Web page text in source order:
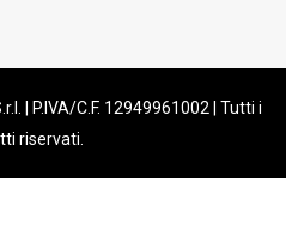
| P.IVA/C.F. 12949961002 | Tutti i
riservati.